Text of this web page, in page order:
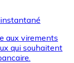
aux virements
qui souhaitent